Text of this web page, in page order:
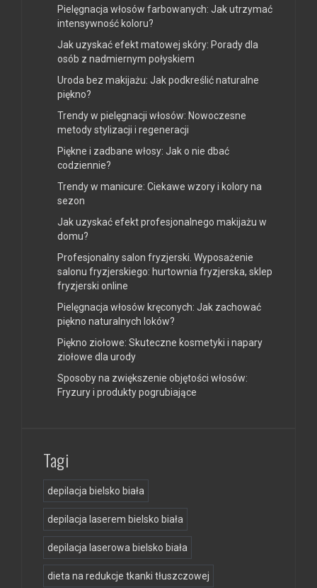
Pielęgnacja włosów farbowanych: Jak utrzymać
intensywność koloru?
Jak uzyskać efekt matowej skóry: Porady dla
osób z nadmiernym połyskiem
Uroda bez makijażu: Jak podkreślić naturalne
piękno?
Trendy w pielęgnacji włosów: Nowoczesne
metody stylizacji i regeneracji
Piękne i zadbane włosy: Jak o nie dbać
codziennie?
Trendy w manicure: Ciekawe wzory i kolory na
sezon
Jak uzyskać efekt profesjonalnego makijażu w
domu?
Profesjonalny salon fryzjerski. Wyposażenie
salonu fryzjerskiego: hurtownia fryzjerska, sklep
fryzjerski online
Pielęgnacja włosów kręconych: Jak zachować
piękno naturalnych loków?
Piękno ziołowe: Skuteczne kosmetyki i napary
ziołowe dla urody
Sposoby na zwiększenie objętości włosów:
Fryzury i produkty pogrubiające
Tagi
depilacja bielsko biała
depilacja laserem bielsko biała
depilacja laserowa bielsko biała
dieta na redukcje tkanki tłuszczowej